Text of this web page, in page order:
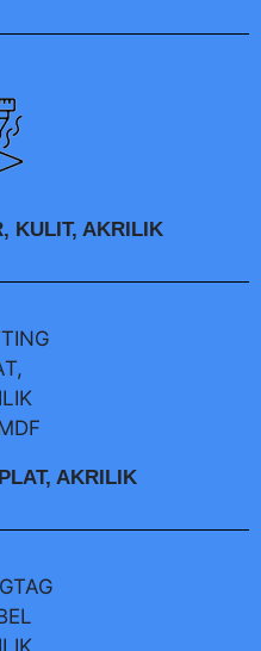
KULIT, AKRILIK
AKRILIK